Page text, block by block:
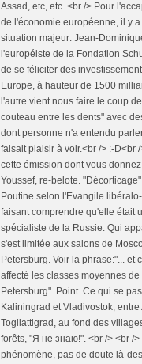
Assad, etc, etc. <br /> Pour
de l'économie européenne, il y
situation majeur: Jean-
l'européiste de la Fondation
de se féliciter des
Europe, à hauteur de 1500
l'autre vient nous faire le coup
couteau entre les dents" avec
dont personne n'a entendu
faisait plaisir à voir.<br /> :-D<br
cette émission dont vous
Youssef, re-belote.
Poutine selon l'Evangile
faisant comprendre qu'elle était
spécialiste de la Russie. Qui
s'est limitée aux salons de
Petersburg. Voir la phrase:"... et
affecté les classes moyennes
Petersburg". Point. Ce qui se
Kaliningrad et Vladivostok,
Togliattigrad, au fond des
forêts, "Я не знаю!". <br /> <br />
phénomène, pas de doute là-